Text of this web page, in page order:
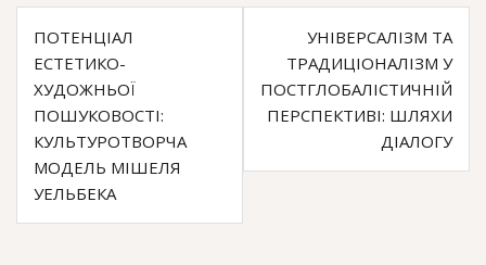
o
o
k
e
r
m
Навігація
записів
ПОТЕНЦІАЛ
ЕСТЕТИКО-
ХУДОЖНЬОЇ
ПОШУКОВОСТІ:
КУЛЬТУРОТВОРЧА
МОДЕЛЬ МІШЕЛЯ
УЕЛЬБЕКА
УНІВЕРСАЛІЗМ ТА
ТРАДИЦІОНАЛІЗМ У
ПОСТГЛОБАЛІСТИЧНІЙ
ПЕРСПЕКТИВІ: ШЛЯХИ
ДІАЛОГУ